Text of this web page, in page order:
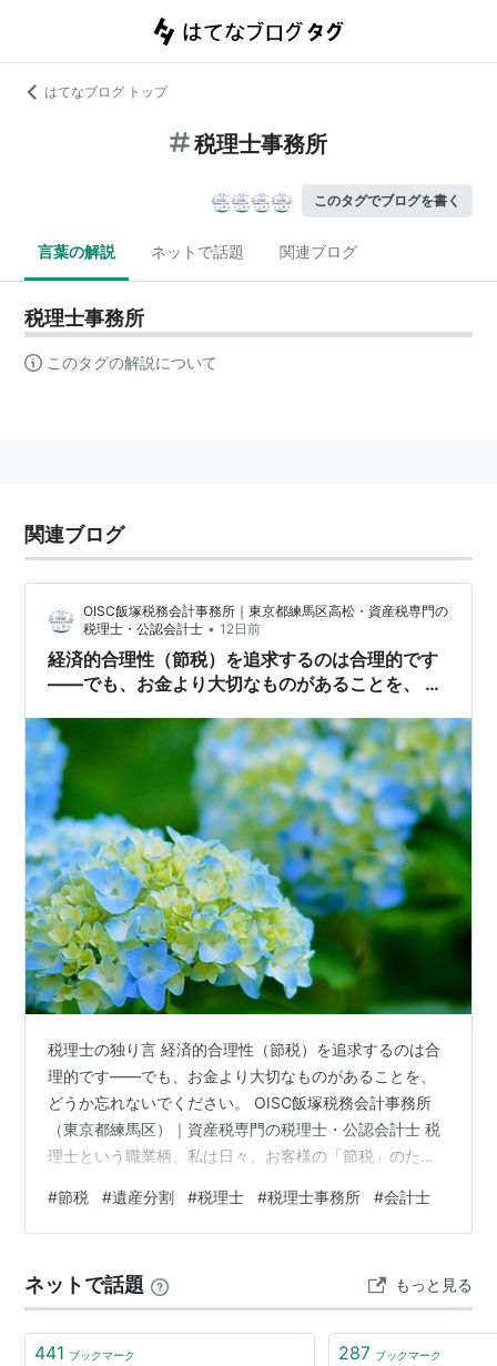
はてなブログ トップ
税理士事務所
このタグでブログを書く
言葉の解説 ネットで話題 関連ブログ
税理士事務所
このタグの解説について
関連ブログ
OISC飯塚税務会計事務所｜東京都練馬区高松・資産税専門の
税理士・公認会計士 • 12日前
経済的合理性（節税）を追求するのは合理的です
——でも、お金より大切なものがあることを、 ど
税理士の独り言 経済的合理性（節税）を追求するのは合
理的です——でも、お金より大切なものがあることを、
どうか忘れないでください。 OISC飯塚税務会計事務所
（東京都練馬区）｜資産税専門の税理士・公認会計士 税
理士という職業柄、私は日々、お客様の「節税」のため
社清算で退職金の枠を最大化する方法、贈与のタイミン
グ——それらを見つけ出し、実行のお手伝いをするのが
を導き出す。それはまぎれもなく、私の職業の中核で
す。 それでも、20年以上この仕事を続けてきて、心のど
こかにずっと引っかかっていることがありま…
#節税 #遺産分割 #税理士 #税理士事務所 #会計士
ネットで話題 もっと見る
441 ブックマーク 287 ブックマーク